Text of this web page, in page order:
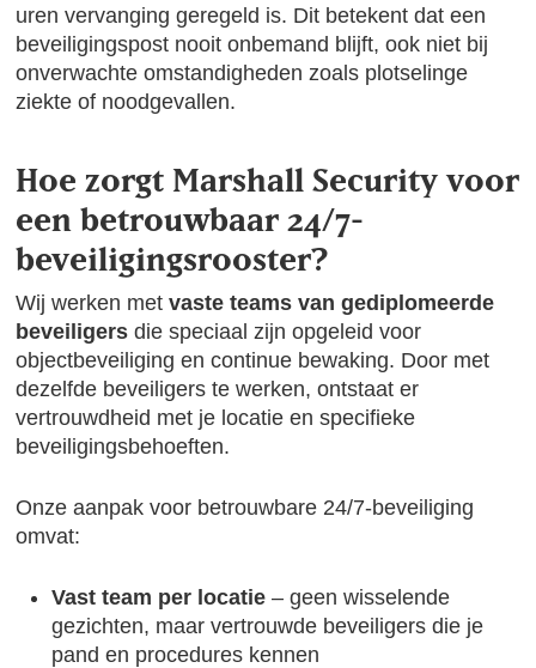
uren vervanging geregeld is. Dit betekent dat een
beveiligingspost nooit onbemand blijft, ook niet bij
onverwachte omstandigheden zoals plotselinge
ziekte of noodgevallen.
Hoe zorgt Marshall Security voor
een betrouwbaar 24/7-
beveiligingsrooster?
Wij werken metvaste teams van gediplomeerde
beveiligers die speciaal zijn opgeleid voor
objectbeveiliging en continue bewaking. Door met
dezelfde beveiligers te werken, ontstaat er
vertrouwdheid met je locatie en specifieke
beveiligingsbehoeften.
Onze aanpak voor betrouwbare 24/7-beveiliging
omvat:
Vast team per locatie – geen wisselende
gezichten, maar vertrouwde beveiligers die je
pand en procedures kennen